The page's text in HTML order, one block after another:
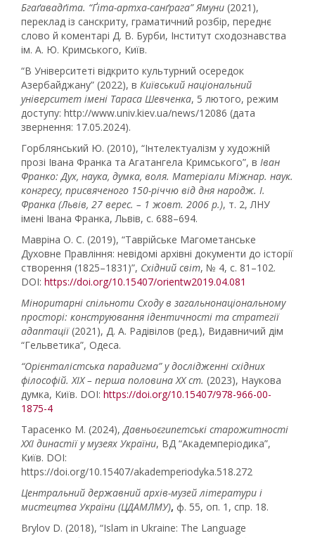
Бгаґавадґіта. “Ґіта-артха-санґрага” Ямуни (2021),
переклад із санскриту, граматичний розбір, переднє
слово й коментарі Д. В. Бурби, Інститут сходознавства
ім. А. Ю. Кримського, Київ.
“В Університеті відкрито культурний осередок
Азербайджану” (2022), в Київський національний
університет імені Тараса Шевченка, 5 лютого, режим
доступу: http://www.univ.kiev.ua/news/12086 (дата
звернення: 17.05.2024).
Горблянський Ю. (2010), “Інтелектуалізм у художній
прозі Івана Франка та Агатангела Кримського”, в Іван
Франко: Дух, наука, думка, воля. Матеріали Міжнар. наук.
конгресу, присвяченого 150-річчю від дня народж. І.
Франка (Львів, 27 верес. – 1 жовт. 2006 р.), т. 2, ЛНУ
імені Івана Франка, Львів, с. 688–694.
Мавріна О. С. (2019), “Таврійське Магометанське
Духовне Правління: невідомі архівні документи до історії
створення (1825–1831)”, Східний світ, № 4, с. 81–102.
DOI: https://doi.org/10.15407/orientw2019.04.081
Міноритарні спільноти Сходу в загальнонаціональному
просторі: конструювання ідентичності та стратегії
адаптації(2021), Д. А. Радівілов (ред.), Видавничий дім
“Гельветика”, Одеса.
“Орієнталістська парадигма” у дослідженні східних
філософій. XIX – перша половина XX ст. (2023), Наукова
думка, Київ. DOI: https://doi.org/10.15407/978-966-00-
1875-4
Тарасенко М. (2024),Давньоєгипетські старожитності
XXI династії у музеях України, ВД “Академперіодика”,
Київ. DOI:
https://doi.org/10.15407/akademperiodyka.518.272
Центральний державний архів-музей літератури і
мистецтва України (ЦДАМЛМУ), ф. 55, оп. 1, спр. 18.
Brylov D. (2018), “Islam in Ukraine: The Language